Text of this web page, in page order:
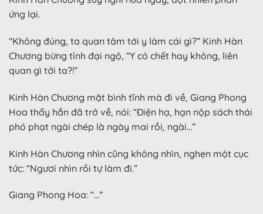
ứng lại.
“Không đúng, ta quan tâm tới y làm cái gì?” Kinh Hàn
Chương bừng tỉnh đại ngộ, “Y có chết hay không, liên
quan gì tới ta?!”
Kinh Hàn Chương mặt bình tĩnh mà đi về, Giang Phong
Hoa thấy hắn đã trở về, nói: “Điện hạ, hạn nộp sách thái
phó phạt ngài chép là ngày mai rồi, ngài…”
Kinh Hàn Chương nhìn cũng không nhìn, nghẹn một cục
tức: “Ngươi nhìn rồi tự làm đi.”
Giang Phong Hoa: “…”